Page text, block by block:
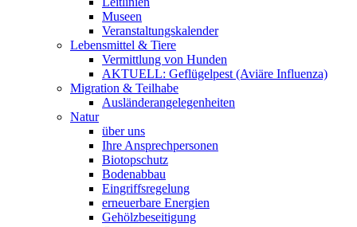
Museen
Veranstaltungskalender
Lebensmittel & Tiere
Vermittlung von Hunden
AKTUELL: Geflügelpest (Aviäre Influenza)
Migration & Teilhabe
Ausländerangelegenheiten
Natur
über uns
Ihre Ansprechpersonen
Biotopschutz
Bodenabbau
Eingriffsregelung
erneuerbare Energien
Gehölzbeseitigung